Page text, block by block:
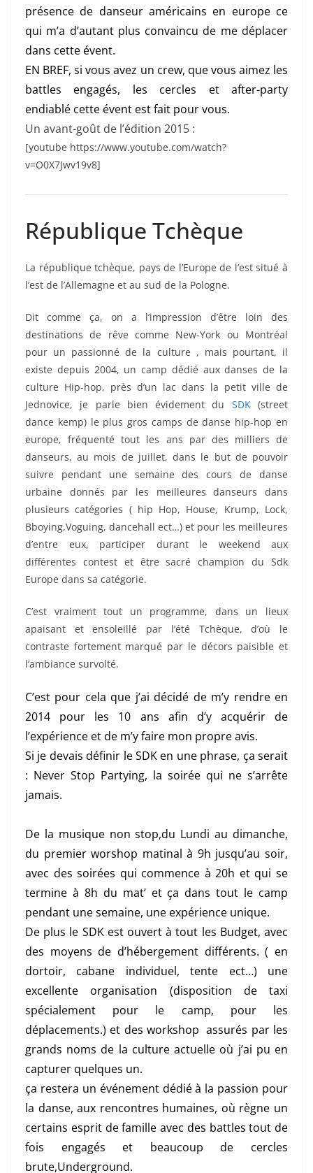
présence de danseur américains en europe ce
qui m’a d’autant plus convaincu de me déplacer
dans cette évent.
EN BREF, si vous avez un crew, que vous aimez les
battles engagés, les cercles et after-party
endiablé cette évent est fait pour vous.
Un avant-goût de l’édition 2015 :
[youtube https://www.youtube.com/watch?
v=O0X7Jwv19v8]
République Tchèque
La république tchèque, pays de l’Europe de l’est situé à
l’est de l’Allemagne et au sud de la Pologne.
Dit comme ça, on a l’impression d’être loin des
destinations de rêve comme New-York ou Montréal
pour un passionné de la culture , mais pourtant, il
existe depuis 2004, un camp dédié aux danses de la
culture Hip-hop, près d’un lac dans la petit ville de
Jednovice, je parle bien évidement du SDK(street
dance kemp) le plus gros camps de danse hip-hop en
europe, fréquenté tout les ans par des milliers de
danseurs, au mois de juillet, dans le but de pouvoir
suivre pendant une semaine des cours de danse
urbaine donnés par les meilleures danseurs dans
plusieurs catégories ( hip Hop, House, Krump, Lock,
Bboying,Voguing, dancehall ect…) et pour les meilleures
d’entre eux, participer durant le weekend aux
différentes contest et être sacré champion du Sdk
Europe dans sa catégorie.
C’est vraiment tout un programme, dans un lieux
apaisant et ensoleillé par l’été Tchèque, d’où le
contraste fortement marqué par le décors paisible et
l’ambiance survolté.
C’est pour cela que j’ai décidé de m’y rendre en
2014 pour les 10 ans afin d’y acquérir de
l’expérience et de m’y faire mon propre avis.
Si je devais définir le SDK en une phrase, ça serait
: Never Stop Partying, la soirée qui ne s’arrête
jamais.
De la musique non stop,du Lundi au dimanche,
du premier worshop matinal à 9h jusqu’au soir,
avec des soirées qui commence à 20h et qui se
termine à 8h du mat’ et ça dans tout le camp
pendant une semaine, une expérience unique.
De plus le SDK est ouvert à tout les Budget, avec
des moyens de d’hébergement différents. ( en
dortoir, cabane individuel, tente ect…) une
excellente organisation (disposition de taxi
spécialement pour le camp, pour les
déplacements.) et des workshop assurés par les
grands noms de la culture actuelle où j’ai pu en
capturer quelques un.
ça restera un événement dédié à la passion pour
la danse, aux rencontres humaines, où règne un
certains esprit de famille avec des battles tout de
fois engagés et beaucoup de cercles
brute,Underground.